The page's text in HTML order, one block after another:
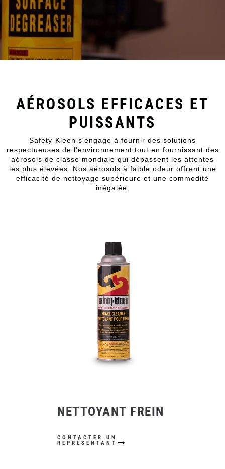
AÉROSOLS EFFICACES ET
PUISSANTS
Safety-Kleen s'engage à fournir des solutions
respectueuses de l'environnement tout en fournissant des
aérosols de classe mondiale qui dépassent les attentes
les plus élevées. Nos aérosols à faible odeur offrent une
efficacité de nettoyage supérieure et une commodité
inégalée.
NETTOYANT FREIN
CONTACTER UN
REPRÉSENTANT